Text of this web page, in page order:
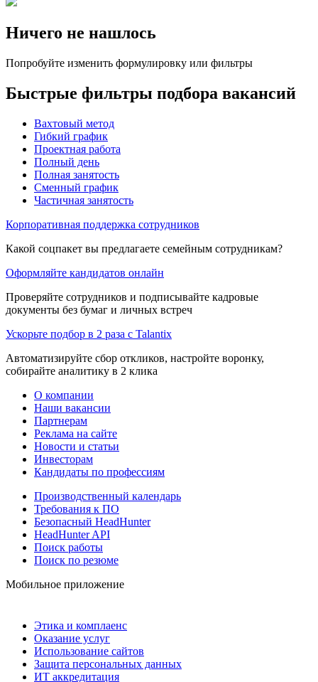
Ничего не нашлось
Попробуйте изменить формулировку или фильтры
Быстрые фильтры подбора вакансий
Вахтовый метод
Гибкий график
Проектная работа
Полный день
Полная занятость
Сменный график
Частичная занятость
Корпоративная поддержка сотрудников
Какой соцпакет вы предлагаете семейным сотрудникам?
Оформляйте кандидатов онлайн
Проверяйте сотрудников и подписывайте кадровые
документы без бумаг и личных встреч
Ускорьте подбор в 2 раза с Talantix
Автоматизируйте сбор откликов, настройте воронку,
собирайте аналитику в 2 клика
О компании
Наши вакансии
Партнерам
Реклама на сайте
Новости и статьи
Инвесторам
Кандидаты по профессиям
Производственный календарь
Требования к ПО
Безопасный HeadHunter
HeadHunter API
Поиск работы
Поиск по резюме
Мобильное приложение
Этика и комплаенс
Оказание услуг
Использование сайтов
Защита персональных данных
ИТ аккредитация